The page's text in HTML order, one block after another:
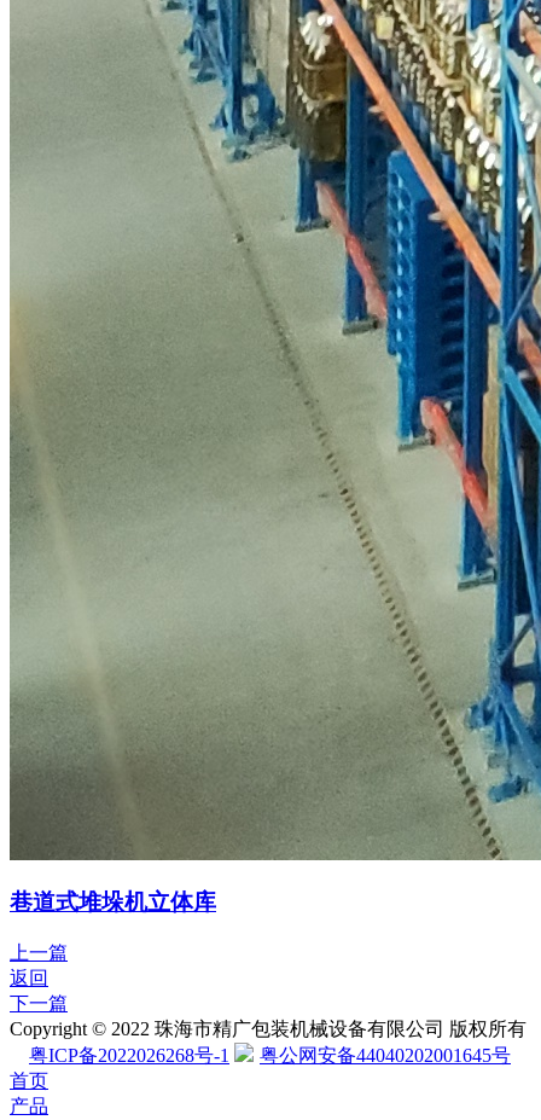
巷道式堆垛机立体库
上一篇
返回
下一篇
Copyright © 2022 珠海市精广包装机械设备有限公司 版权所有
粤ICP备2022026268号-1
粤公网安备44040202001645号
首页
产品